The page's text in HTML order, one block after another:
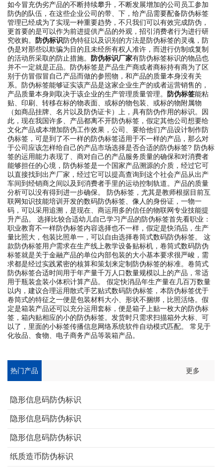
如今冒充伪劣产品的不断持续攀升，不断发展增加的公司员工参加
防伪的队伍，在这些企业公司的带、下，给产品需要配备防伪标签
管理已经成为了实现一种重要趋势，不只我们可以有效完成防伪，
更首要的是可以作为前进提供产品的外观，招引消费者行为进行研
究收购。
防伪标识防伪特征以及识别的方法是防伪标签的灵魂，防
伪是对那些以欺骗为目的且未经所有权人准许，而进行仿制或复制
的活动所采取的防止措施。
防伪标识厂家有防伪标签标识的物品也
并不一定就是正品。防伪标签是产品生产商或者商标持有商为了区
别于仿冒假冒自己产品而做的参照物，和产品的质量本身没有关
系。防伪标签能够证实该产品是这家企业生产的或者运营销售的，
产品质量本身则取决于该企业的生产管理质量管理。
防伪标签能粘
贴、印刷、转移在标的物表面、或标的物包装、或标的物附属物
（如商品挂牌、名片以及防伪证卡）上，具有防伪作用的标识。因
此，现在我国许多、产品都离不开防伪标签，假定其他公司想要给
文化产品成本增加防伪工作效果，公司、要给他们产品设计制作防
伪标签，可是到了不一样的防伪标签适用于不一样的产品，那么对
于公司应该怎样给自己的产品市场选择是否合适的防伪标签? 防伪标
签的运用能力表现了、商对自己的产品服务质量的确保和对消费者
能够担任的心境，防伪标签是一个国家产品溯源的介质，经过它可
以直接找到出产厂家，经过它可以提高查询到这个社会产品从出产
车间到经销商之间以及到消费者手里的运动控制轨道。产品的质量
分析可以没有得到进一步确保。 防伪标签，尤其是教师根据目前互
联网知识技能培训开发的数码防伪标签、像人的身份证，一物一
码，可以采用追溯，是现在、商运用多的信任的物联网专业技能提
升产品。 选择比较合适幼儿自己学习产品的防伪标签首先看职业：
职业教育不一样防伪标签内容选择也不一样，假定是快消品，生产
量比照大，包装比照单一，可以自由选择卷筒式数码防伪标签。 这
款防伪标签用户需求在生产线上教学设备贴标机，卷筒式数码防伪
标签就是关于金融产品的单位内部包装的大小基本要求很严峻，需
求都是经过实践紧密的核算和策划来定制防伪标签的标准。卷筒式
防伪标签合适时间用于年产量千万人口数量规模以上的产品，常适
用于瓶装盒装小体积计算产品。 假定快消品年生产量在几百万数量
以内，建议合理运用散式手艺贴式数码防伪标签，本防伪标签优于
卷筒式的特征之一便是包装材料大小、形状不捆绑，比照活络。假
定是箱装产品还可以充分运用套标，便是箱子上贴一枚大的防伪标
签，箱内贴相应的小的防伪标签。发货时只需求扫描箱外大标、可
以了，里面的小标签传播信息网络系统软件自动模式匹配。 常见于
化妆品、食物、电子商务产品等装箱产品。
热门产品 更多
隐形信息码防伪标识
隐形信息码防伪标识
隐形信息码防伪标识
纸质造币防伪标识